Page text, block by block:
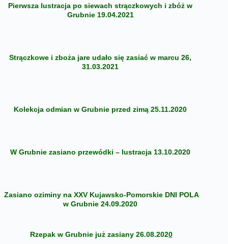
Pierwsza lustracja po siewach strączkowych i zbóż w
Grubnie 19.04.2021
Strączkowe i zboża jare udało się zasiać w marcu 26,
31.03.2021
Kolekcja odmian w Grubnie przed zimą 25.11.2020
W Grubnie zasiano przewódki – lustracja 13.10.2020
Zasiano oziminy na XXV Kujawsko-Pomorskie DNI POLA
w Grubnie 24.09.2020
Rzepak w Grubnie już zasiany 26.08.2020